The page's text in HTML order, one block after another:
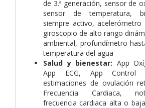
de 3.ª generación, sensor de
sensor de temperatura,
siempre activo,
giroscopio de alto rango
ambiental, profundímetro
temperatura del agua
Salud y bienestar: App
App ECG, App
estimaciones de ovulación
Frecuencia Cardiaca,
frecuencia cardiaca alta o